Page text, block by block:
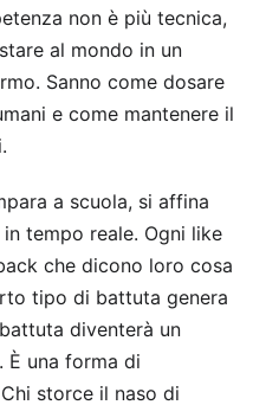
non è più tecnica,
al mondo in un
Sanno come dosare
e come mantenere il
a scuola, si affina
tempo reale. Ogni like
che dicono loro cosa
tipo di battuta genera
diventerà un
una forma di
storce il naso di